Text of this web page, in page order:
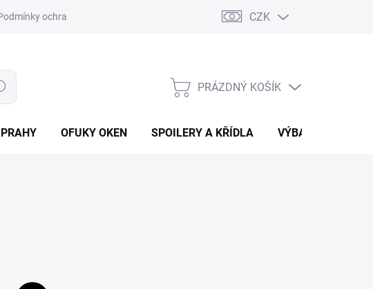
ochrany osobních údajů Vracení zboží a reklamace
CZK
NÁKUPNÍ
PRÁZDNÝ KOŠÍK
OFUKY OKEN SPOILERY A KŘÍDLA VÝBAVA AUTA